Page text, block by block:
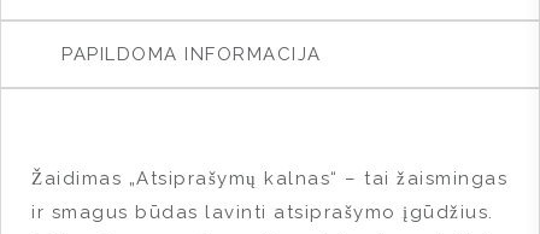
PAPILDOMA INFORMACIJA
Žaidimas „Atsiprašymų kalnas“ – tai žaismingas
ir smagus būdas lavinti atsiprašymo įgūdžius.